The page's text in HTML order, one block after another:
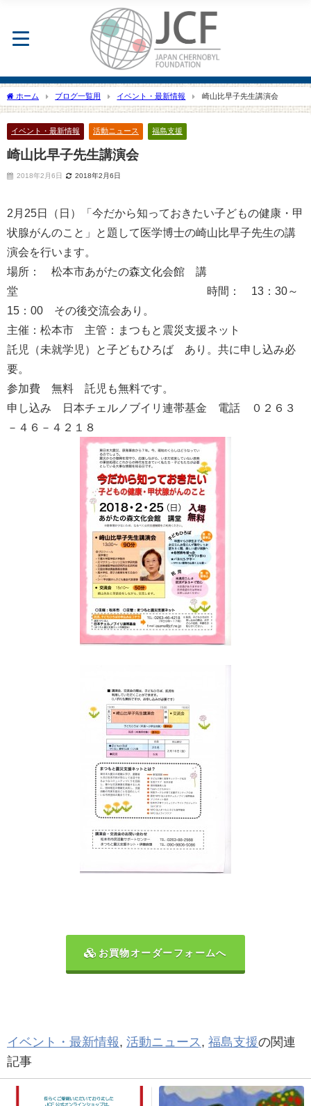
ホーム ブログ一覧用 イベント・最新情報 崎山比早子先生講演会
イベント・最新情報 活動ニュース 福島支援
崎山比早子先生講演会
2018年2月6日 2018年2月6日
2月25日（日）「今だから知っておきたい子どもの健康・甲
状腺がんのこと」と題して医学博士の崎山比早子先生の講
演会を行います。
場所： 松本市あがたの森文化会館 講
堂 時間： 13：30～
15：00 その後交流会あり。
主催：松本市 主管：まつもと震災支援ネット
託児（未就学児）と子どもひろば あり。共に申し込み必
要。
参加費 無料 託児も無料です。
申し込み 日本チェルノブイリ連帯基金 電話 ０２６３
－４６－４２１８
お買物オーダーフォームへ
イベント・最新情報, 活動ニュース , 福島支援の関連
記事